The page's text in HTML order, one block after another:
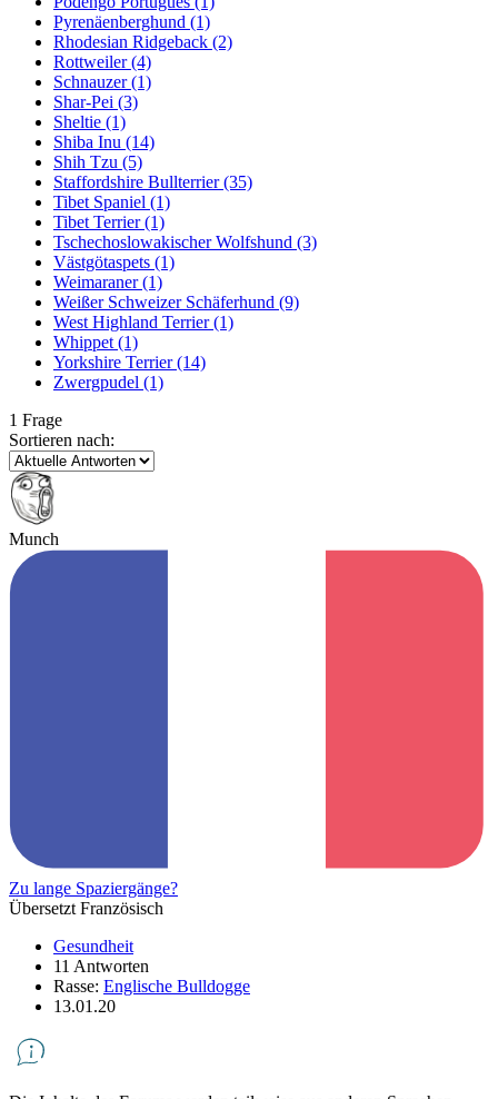
Pyrenäenberghund (1)
Rhodesian Ridgeback (2)
Rottweiler(4)
Schnauzer(1)
Shar-Pei (3)
Sheltie (1)
Shiba Inu (14)
Shih Tzu (5)
Staffordshire Bullterrier(35)
Tibet Spaniel (1)
Tibet Terrier(1)
Tschechoslowakischer Wolfshund (3)
Västgötaspets (1)
Weimaraner(1)
Weißer Schweizer Schäferhund (9)
West Highland Terrier(1)
Whippet (1)
Yorkshire Terrier(14)
Zwergpudel (1)
1 Frage
Sortieren nach:
Munch
Zu lange Spaziergänge?
Übersetzt Französisch
Gesundheit
11 Antworten
Rasse: Englische Bulldogge
13.01.20